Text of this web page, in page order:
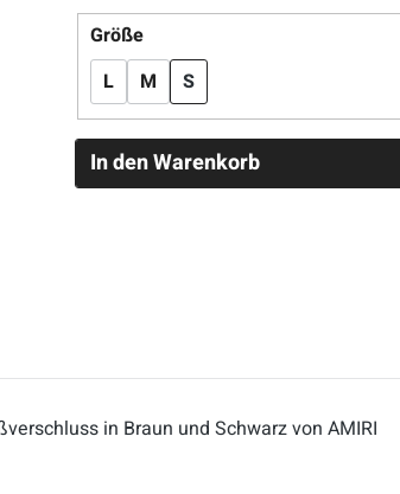
Größeauswählen
L
M S
In den Warenkorb
in Braun und Schwarz von AMIRI